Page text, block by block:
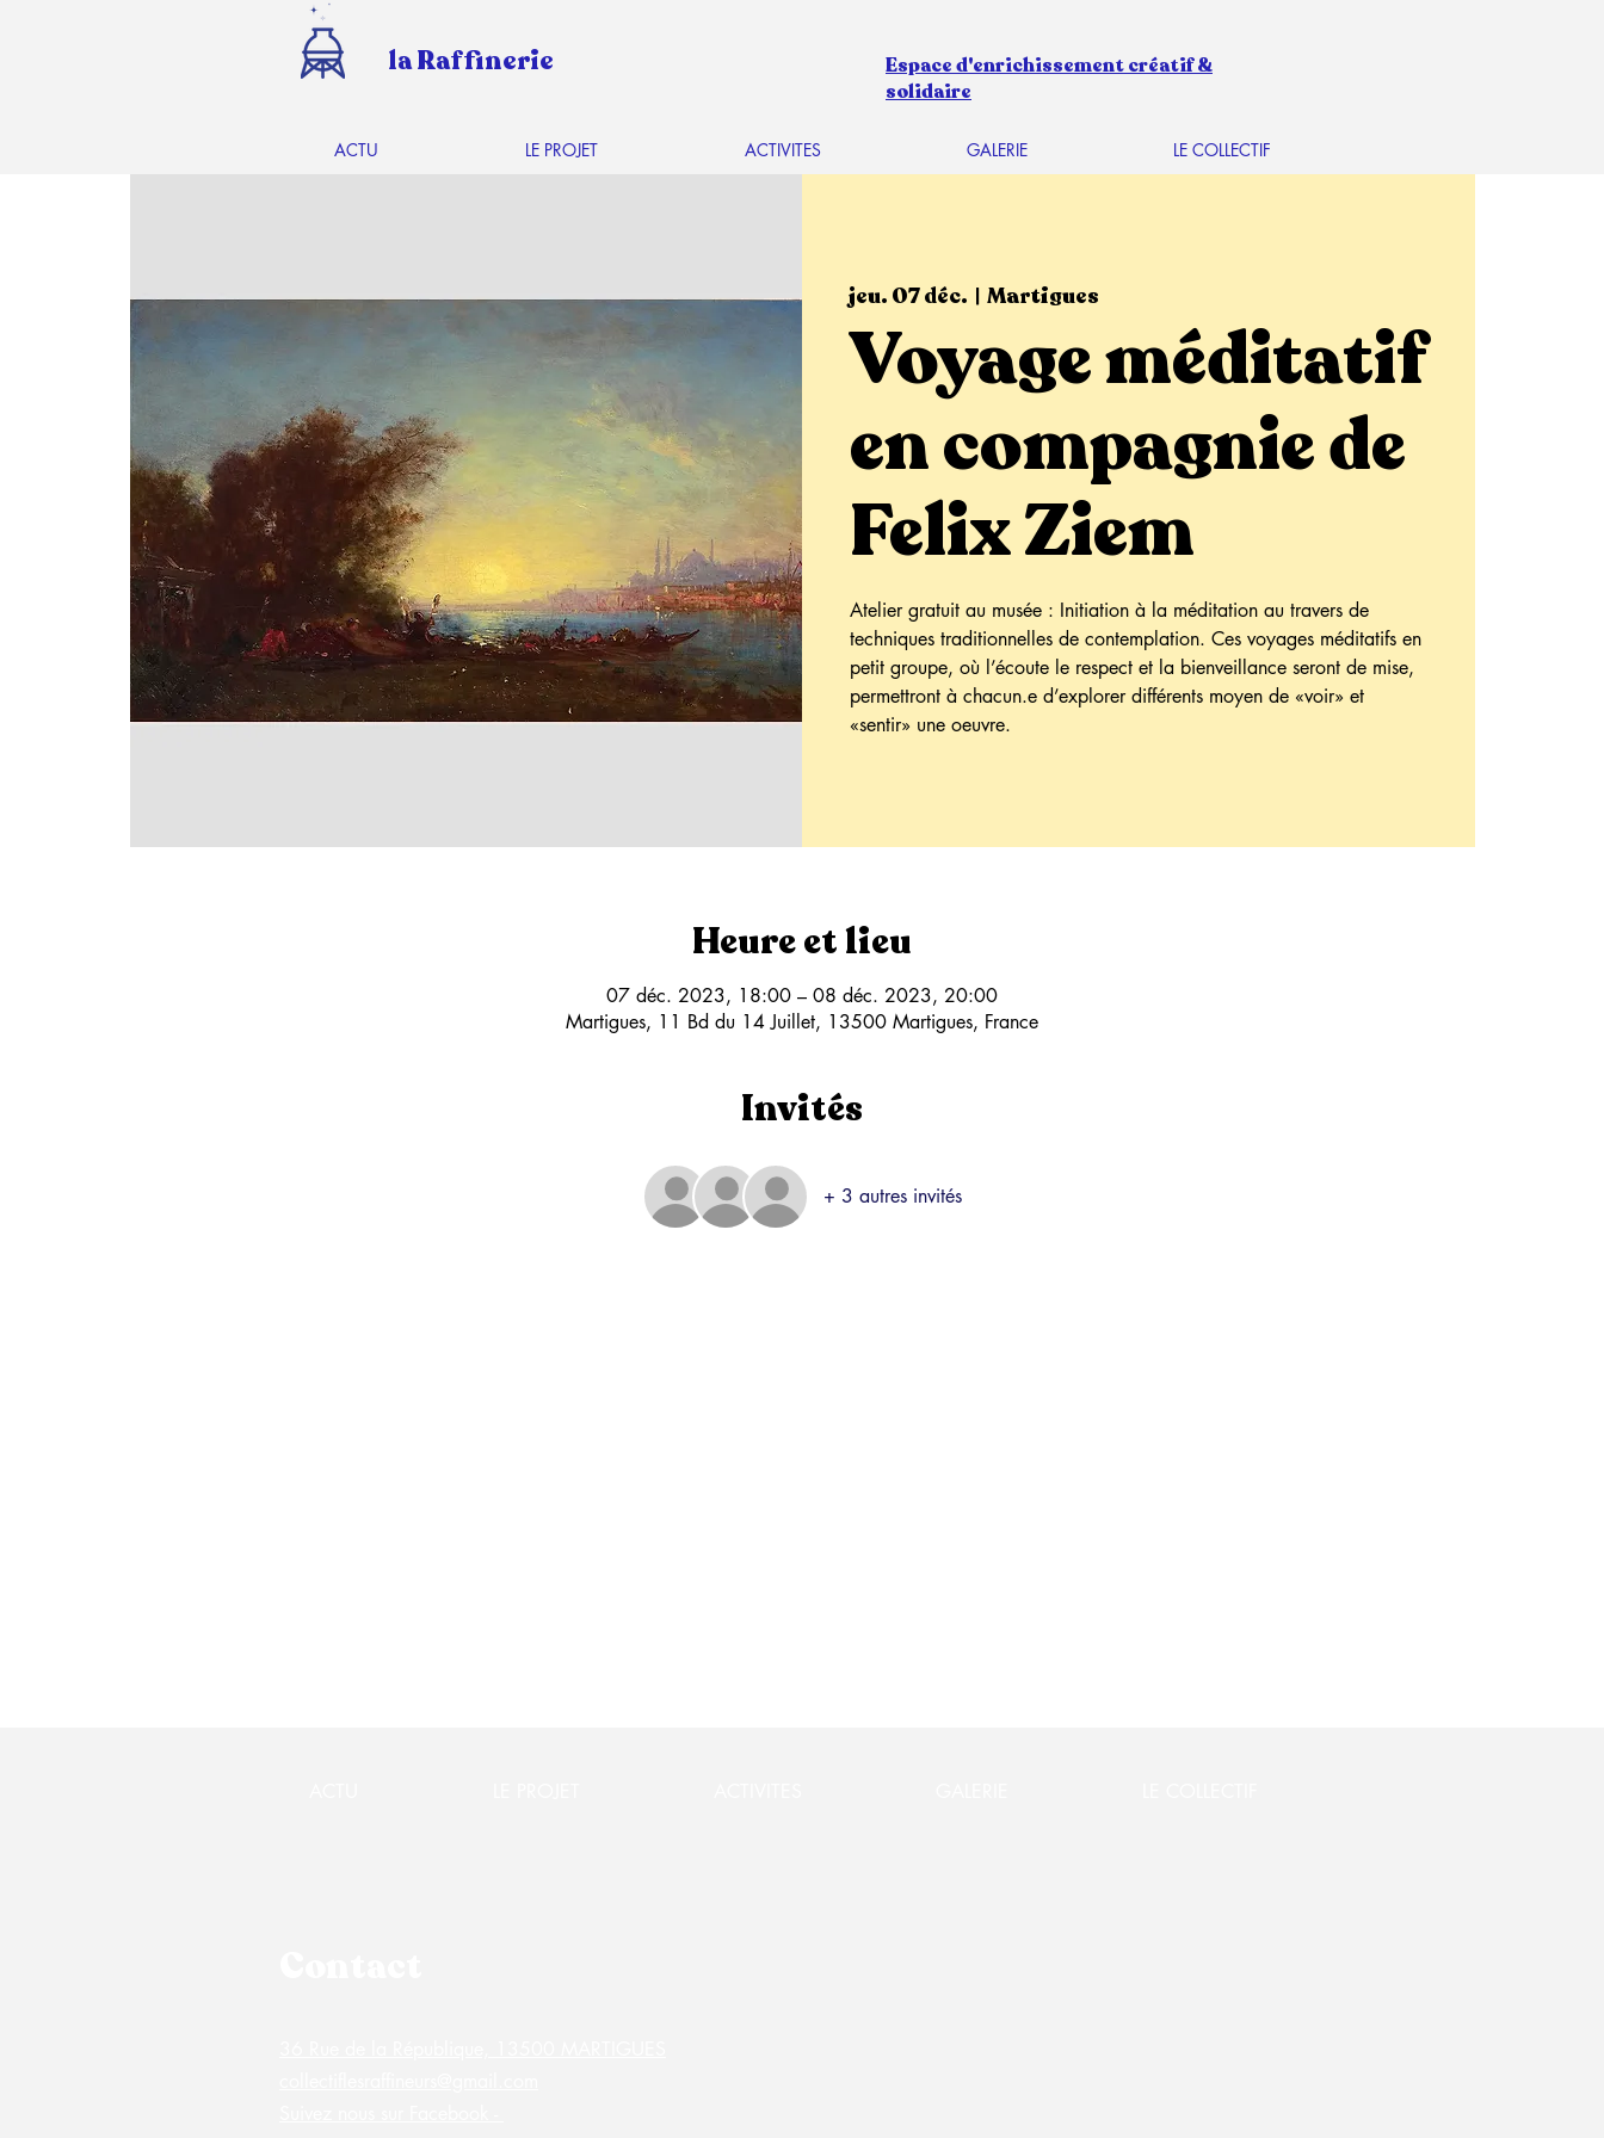
la Raffinerie
Espace d'enrichissement créatif &
solidaire
ACTU LE PROJET ACTIVITES GALERIE LE COLLECTIF
jeu. 07 déc.
  |
Martigues
Voyage méditatif
en compagnie de
Felix Ziem
Atelier gratuit au musée : Initiation à la méditation au travers de
techniques traditionnelles de contemplation. Ces voyages méditatifs en
petit groupe, où l’écoute le respect et la bienveillance seront de mise,
permettront à chacun.e d’explorer différents moyen de «voir» et
«sentir» une oeuvre.
Heure et lieu
07 déc. 2023, 18:00 – 08 déc. 2023, 20:00
Martigues, 11 Bd du 14 Juillet, 13500 Martigues, France
Invités
+ 3 autres invités